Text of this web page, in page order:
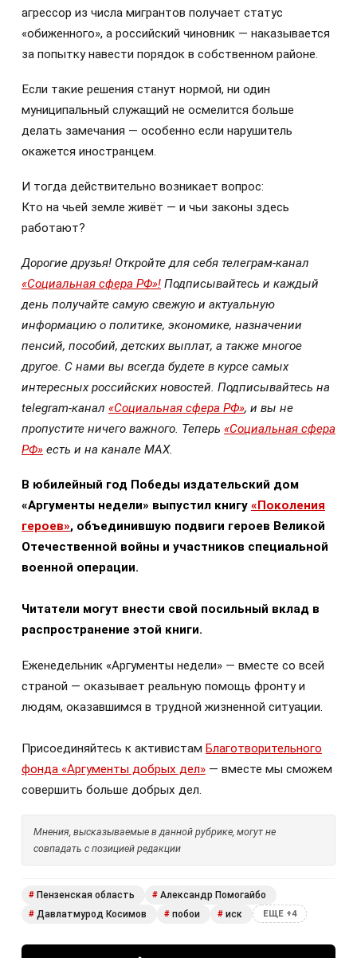
агрессор из числа мигрантов получает статус
«обиженного», а российский чиновник — наказывается
за попытку навести порядок в собственном районе.
Если такие решения станут нормой, ни один
муниципальный служащий не осмелится больше
делать замечания — особенно если нарушитель
окажется иностранцем.
И тогда действительно возникает вопрос:
Кто на чьей земле живёт — и чьи законы здесь
работают?
Дорогие друзья! Откройте для себя телеграм-канал
«Социальная сфера РФ»! Подписывайтесь и каждый
день получайте самую свежую и актуальную
информацию о политике, экономике, назначении
пенсий, пособий, детских выплат, а также многое
другое. С нами вы всегда будете в курсе самых
интересных российских новостей. Подписывайтесь на
telegram-канал «Социальная сфера РФ», и вы не
пропустите ничего важного. Теперь «Социальная сфера
РФ» есть и на канале МАХ.
В юбилейный год Победы издательский дом
«Аргументы недели» выпустил книгу «Поколения
героев», объединившую подвиги героев Великой
Отечественной войны и участников специальной
военной операции.
Читатели могут внести свой посильный вклад в
распространение этой книги.
Еженедельник «Аргументы недели» — вместе со всей
страной — оказывает реальную помощь фронту и
людям, оказавшимся в трудной жизненной ситуации.
Присоединяйтесь к активистам Благотворительного
фонда «Аргументы добрых дел» — вместе мы сможем
совершить больше добрых дел.
Мнения, высказываемые в данной рубрике, могут не
совпадать с позицией редакции
# Пензенская область # Александр Помогайбо
# Давлатмурод Косимов # побои # иск ЕЩЕ +4